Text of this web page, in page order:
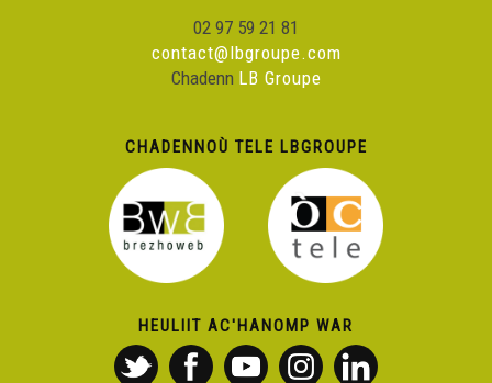
02 97 59 21 81
contact@lbgroupe.com
Chadenn LB Groupe
CHADENNOÙ TELE LBGROUPE
HEULIIT AC'HANOMP WAR